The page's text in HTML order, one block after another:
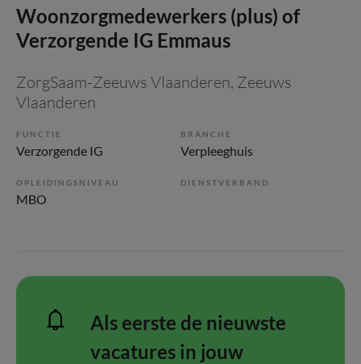
Woonzorgmedewerkers (plus) of
Verzorgende IG Emmaus
ZorgSaam-Zeeuws Vlaanderen, Zeeuws
Vlaanderen
FUNCTIE
Verzorgende IG
BRANCHE
Verpleeghuis
OPLEIDINGSNIVEAU
MBO
DIENSTVERBAND
Als eerste de nieuwste
vacatures in jouw